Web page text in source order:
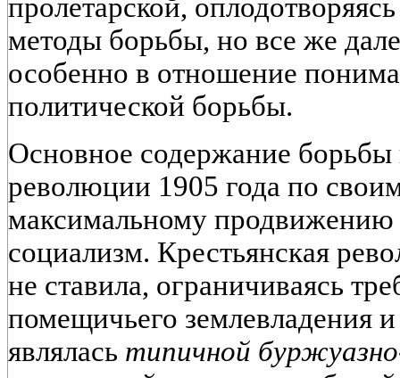
пролетарской,
методы борьбы, но все же
особенно в отношение
политической борьбы.
Основное содержание борьбы
революции 1905 года по
максимальному продвижению
социализм. Крестьянская
не ставила, ограничиваясь
помещичьего землевладения
являлась типичной